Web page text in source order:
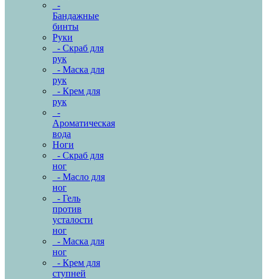
-
Бандажные
бинты
Руки
- Скраб для
рук
- Маска для
рук
- Крем для
рук
-
Ароматическая
вода
Ноги
- Скраб для
ног
- Масло для
ног
- Гель
против
усталости
ног
- Маска для
ног
- Крем для
ступней